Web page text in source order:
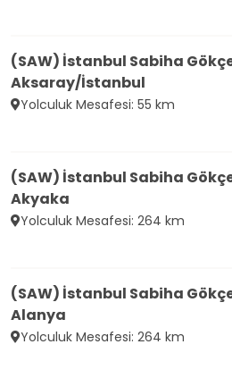
(SAW) İstanbul Sabiha
Aksaray/İstanbul
Yolculuk Mesafesi: 55 km
(SAW) İstanbul Sabiha
Akyaka
Yolculuk Mesafesi: 264 km
(SAW) İstanbul Sabiha
Alanya
Yolculuk Mesafesi: 264 km